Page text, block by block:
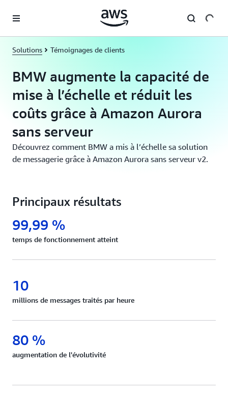
Solutions Témoignages de clients
BMW augmente la capacité de
mise à l’échelle et réduit les
coûts grâce à Amazon Aurora
sans serveur
Découvrez comment BMW a mis à l’échelle sa solution
de messagerie grâce à Amazon Aurora sans serveur v2.
Principaux résultats
99,99 %
temps de fonctionnement atteint
10
millions de messages traités par heure
80 %
augmentation de l'évolutivité